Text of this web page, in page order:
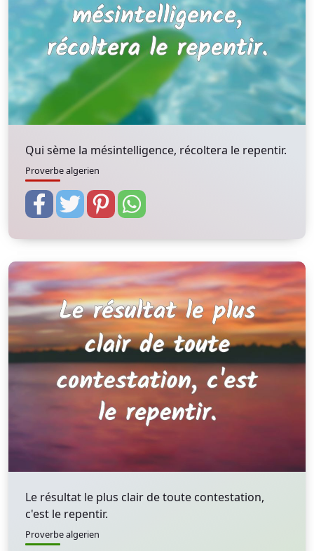
Qui sème la mésintelligence, récoltera le repentir.
Proverbe algerien
Le résultat le plus clair de toute contestation,
c'est le repentir.
Proverbe algerien